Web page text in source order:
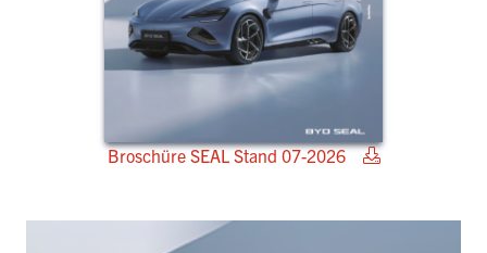
Broschüre SEAL Stand 07-2026